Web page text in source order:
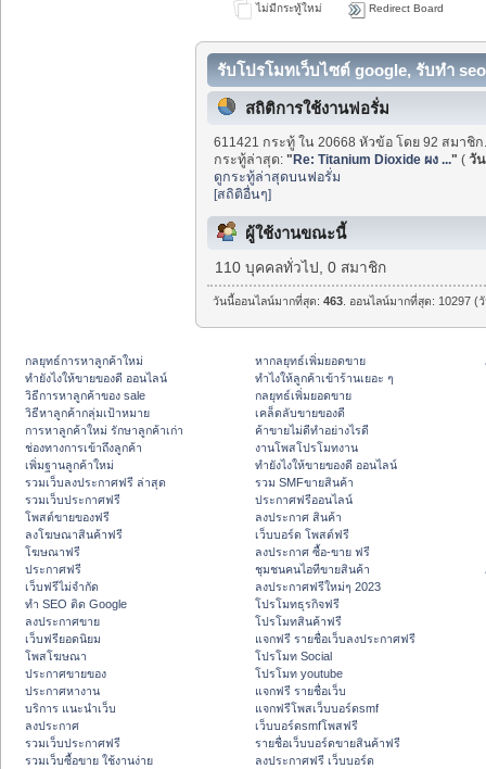
ไม่มีกระทู้ใหม่ Redirect Board
รับโปรโมทเว็บไซต์ google, รับทำ
สถิติการใช้งานฟอรั่ม
611421 กระทู้ ใน 20668 หัวข้อ โดย 92 สมาชิ
กระทู้ล่าสุด:"Re: Titanium Dioxide ผง ..." (วั
ดูกระทู้ล่าสุดบนฟอรั่ม
[สถิติอื่นๆ]
ผู้ใช้งานขณะนี้
110 บุคคลทั่วไป, 0 สมาชิก
วันนี้ออนไลน์มากที่สุด:463 . ออนไลน์มากที่สุด: 10297
กลยุทธ์การหาลูกค้าใหม่
ทํายังไงให้ขายของดี ออนไลน์
วิธีการหาลูกค้าของ sale
วิธีหาลูกค้ากลุ่มเป้าหมาย
การหาลูกค้าใหม่ รักษาลูกค้าเก่า
ช่องทางการเข้าถึงลูกค้า
เพิ่มฐานลูกค้าใหม่
รวมเว็บลงประกาศฟรี ล่าสุด
รวมเว็บประกาศฟรี
โพสต์ขายของฟรี
ลงโฆษณาสินค้าฟรี
โฆษณาฟรี
ประกาศฟรี
เว็บฟรีไม่จำกัด
ทำ SEO ติด Google
ลงประกาศขาย
เว็บฟรียอดนิยม
โพสโฆษณา
ประกาศขายของ
ประกาศหางาน
บริการ แนะนำเว็บ
ลงประกาศ
รวมเว็บประกาศฟรี
รวมเว็บซื้อขาย ใช้งานง่าย
หากลยุทธ์เพิ่มยอดขาย
ทําไงให้ลูกค้าเข้าร้านเยอะ ๆ
กลยุทธ์เพิ่มยอดขาย
เคล็ดลับขายของดี
ค้าขายไม่ดีทำอย่างไรดี
งานโพสโปรโมทงาน
ทํายังไงให้ขายของดี ออนไลน์
รวม SMFขายสินค้า
ประกาศฟรีออนไลน์
ลงประกาศ สินค้า
เว็บบอร์ด โพสต์ฟรี
ลงประกาศ ซื้อ-ขาย ฟรี
ชุมชนคนไอทีขายสินค้า
ลงประกาศฟรีใหม่ๆ 2023
โปรโมทธุรกิจฟรี
โปรโมทสินค้าฟรี
แจกฟรี รายชื่อเว็บลงประกาศฟรี
โปรโมท Social
โปรโมท youtube
แจกฟรี รายชื่อเว็บ
แจกฟรีโพสเว็บบอร์ดsmf
เว็บบอร์ดsmfโพสฟรี
รายชื่อเว็บบอร์ดขายสินค้าฟรี
ลงประกาศฟรี เว็บบอร์ด